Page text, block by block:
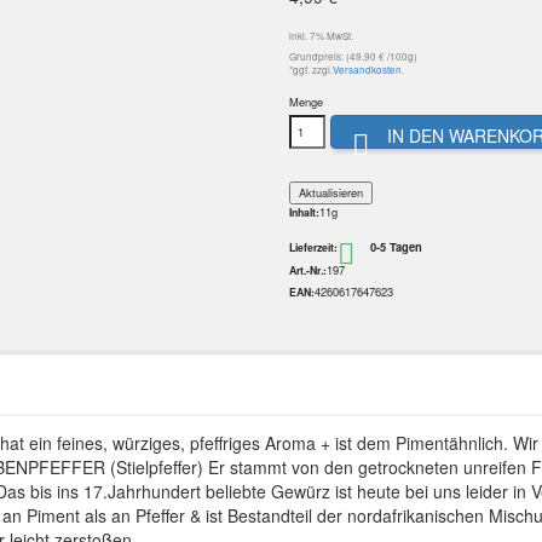
inkl. 7% MwSt.
Grundpreis: (49,90 € /100g)
*ggf. zzgl.Versandkosten.
Menge
 IN DEN
Inhalt:11g
Lieferzeit:  0-5 Tagen
Art.-Nr.:197
EAN:4260617647623
ein feines, würziges, pfeffriges Aroma + ist dem Pimentähnlich.
(Stielpfeffer) Er stammt von den getrockneten unreifen
bis ins 17.Jahrhundert beliebte Gewürz ist heute bei uns leider in
Piment als an Pfeffer & ist Bestandteil der nordafrikanischen